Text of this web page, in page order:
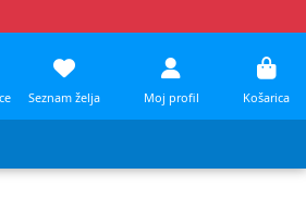
Seznam želja Moj profil Košarica